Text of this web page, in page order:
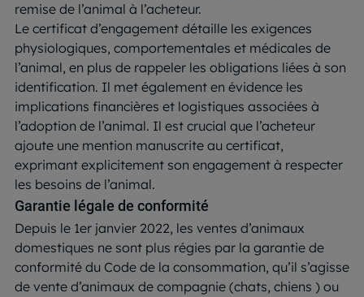
remise de l’animal à l’acheteur.
Le certificat d’engagement détaille les exigences
physiologiques, comportementales et médicales de
l’animal, en plus de rappeler les obligations liées à son
identification. Il met également en évidence les
implications financières et logistiques associées à
l’adoption de l’animal. Il est crucial que l’acheteur
ajoute une mention manuscrite au certificat,
exprimant explicitement son engagement à respecter
les besoins de l’animal.
Garantie légale de conformité
Depuis le 1er janvier 2022, les ventes d’animaux
domestiques ne sont plus régies par la garantie de
conformité du Code de la consommation, qu’il s’agisse
de vente d’animaux de compagnie (chats, chiens ) ou